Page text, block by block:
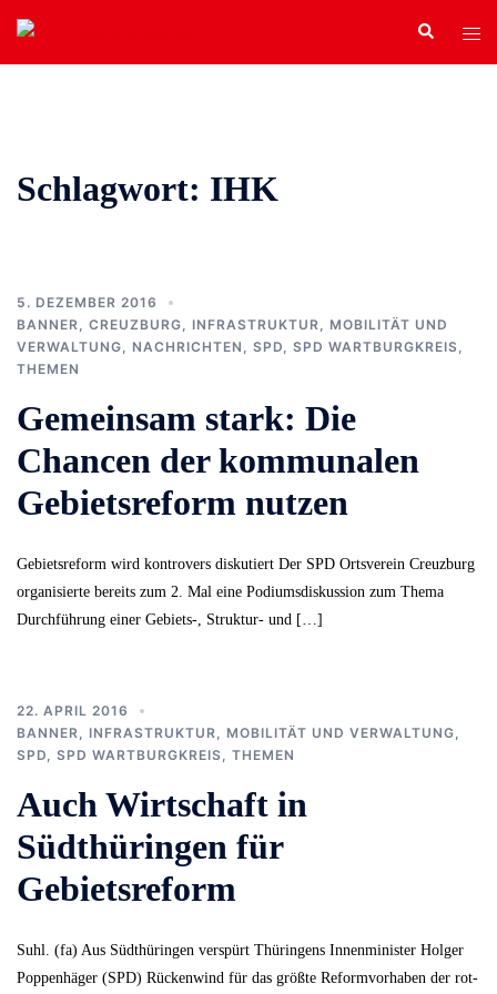
Zum
Inhalt
springen
Search
Schlagwort: IHK
5. DEZEMBER 2016
BANNER
CREUZBURG
INFRASTRUKTUR, MOBILITÄT UND
VERWALTUNG
NACHRICHTEN SPD SPD WARTBURGKREIS
THEMEN
Gemeinsam stark: Die
Chancen der kommunalen
Gebietsreform nutzen
Gebietsreform wird kontrovers diskutiert Der SPD Ortsverein Creuzburg
organisierte bereits zum 2. Mal eine Podiumsdiskussion zum Thema
Durchführung einer Gebiets-, Struktur- und […]
22. APRIL 2016
BANNER
INFRASTRUKTUR, MOBILITÄT UND VERWALTUNG
SPD
SPD WARTBURGKREIS THEMEN
Auch Wirtschaft in
Südthüringen für
Gebietsreform
Suhl. (fa) Aus Südthüringen verspürt Thüringens Innenminister Holger
Poppenhäger (SPD) Rückenwind für das größte Reformvorhaben der rot-